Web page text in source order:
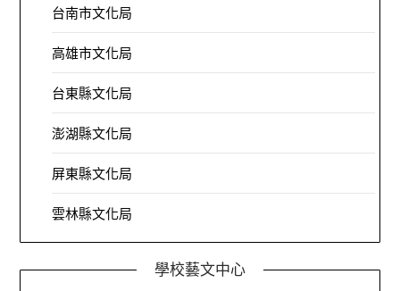
台南市文化局
高雄市文化局
台東縣文化局
澎湖縣文化局
屏東縣文化局
雲林縣文化局
學校藝文中心